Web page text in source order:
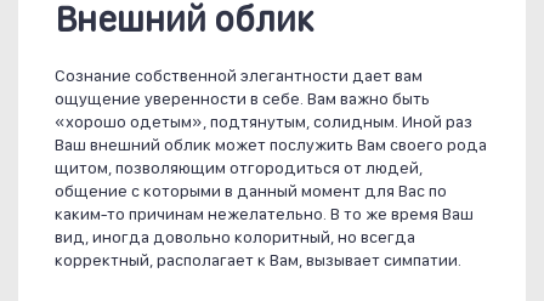
Внешний облик
Сознание собственной элегантности дает вам
ощущение уверенности в себе. Вам важно быть
«хорошо одетым», подтянутым, солидным. Иной раз
Ваш внешний облик может послужить Вам своего рода
щитом, позволяющим отгородиться от людей,
общение с которыми в данный момент для Вас по
каким-то причинам нежелательно. В то же время Ваш
вид, иногда довольно колоритный, но всегда
корректный, располагает к Вам, вызывает симпатии.